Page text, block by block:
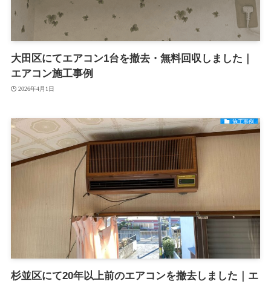
大田区にてエアコン1台を撤去・無料回収しました｜
エアコン施工事例
2026年4月1日
施工事例
杉並区にて20年以上前のエアコンを撤去しました｜エ